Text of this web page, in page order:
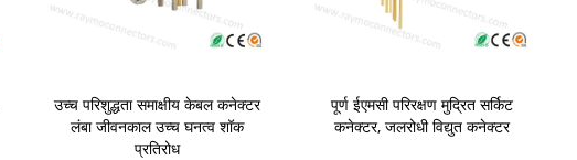
उच्च परिशुद्धता समाक्षीय केबल कनेक्टर
लंबा जीवनकाल उच्च घनत्व शॉक
प्रतिरोध
पूर्ण ईएमसी परिरक्षण मुद्रित सर्किट
कनेक्टर, जलरोधी विद्युत कनेक्टर